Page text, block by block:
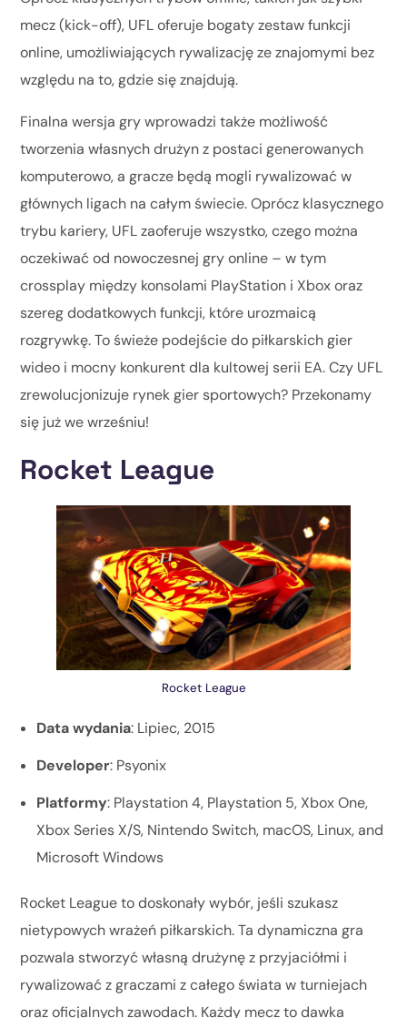
mecz (kick-off), UFL oferuje bogaty zestaw funkcji
online, umożliwiających rywalizację ze znajomymi bez
względu na to, gdzie się znajdują.
Finalna wersja gry wprowadzi także możliwość
tworzenia własnych drużyn z postaci generowanych
komputerowo, a gracze będą mogli rywalizować w
głównych ligach na całym świecie. Oprócz klasycznego
trybu kariery, UFL zaoferuje wszystko, czego można
oczekiwać od nowoczesnej gry online – w tym
crossplay między konsolami PlayStation i Xbox oraz
szereg dodatkowych funkcji, które urozmaicą
rozgrywkę. To świeże podejście do piłkarskich gier
wideo i mocny konkurent dla kultowej serii EA. Czy UFL
zrewolucjonizuje rynek gier sportowych? Przekonamy
się już we wrześniu!
Rocket League
Rocket League
Data wydania: Lipiec, 2015
Developer: Psyonix
Platformy: Playstation 4, Playstation 5, Xbox One,
Xbox Series X/S, Nintendo Switch, macOS, Linux, and
Microsoft Windows
Rocket League to doskonały wybór, jeśli szukasz
nietypowych wrażeń piłkarskich. Ta dynamiczna gra
pozwala stworzyć własną drużynę z przyjaciółmi i
rywalizować z graczami z całego świata w turniejach
oraz oficjalnych zawodach. Każdy mecz to dawka